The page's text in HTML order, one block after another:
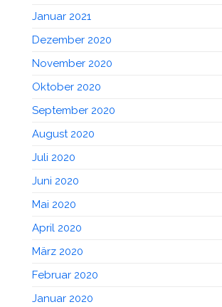
Januar 2021
Dezember 2020
November 2020
Oktober 2020
September 2020
August 2020
Juli 2020
Juni 2020
Mai 2020
April 2020
März 2020
Februar 2020
Januar 2020